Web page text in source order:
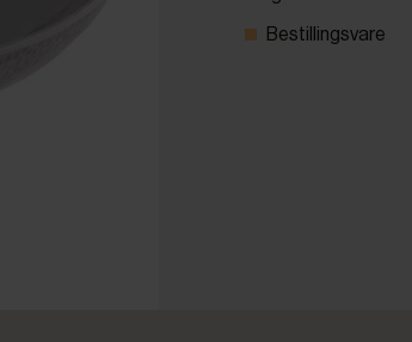
Bestillingsvare